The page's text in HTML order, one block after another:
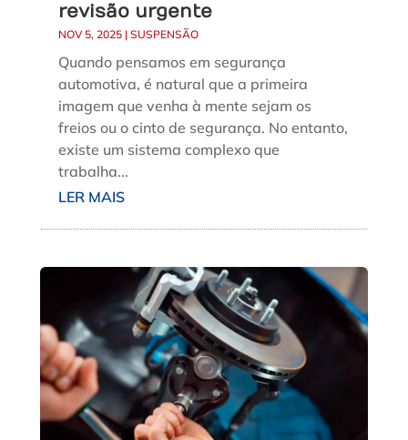
revisão urgente
NOV 5, 2025| SUSPENSÃO
Quando pensamos em segurança
automotiva, é natural que a primeira
imagem que venha à mente sejam os
freios ou o cinto de segurança. No entanto,
existe um sistema complexo que
trabalha...
LER MAIS